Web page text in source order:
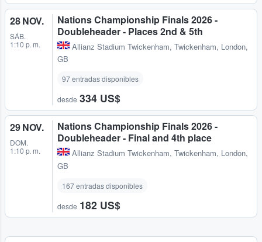
28 NOV.
SÁB.
1:10 p. m.
Nations Championship Finals 2026 -
Doubleheader - Places 2nd & 5th
Allianz Stadium Twickenham, Twickenham, London,
GB
97 entradas disponibles
desde 334 US$
29 NOV.
DOM.
1:10 p. m.
Nations Championship Finals 2026 -
Doubleheader - Final and 4th place
Allianz Stadium Twickenham, Twickenham, London,
GB
167 entradas disponibles
desde 182 US$